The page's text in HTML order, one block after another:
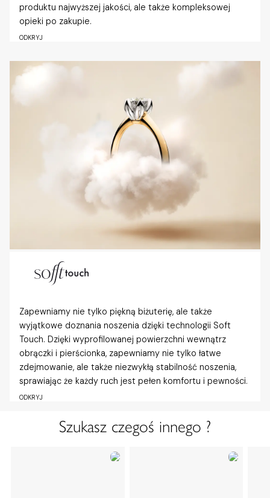
produktu najwyższej jakości, ale także kompleksowej
opieki po zakupie.
ODKRYJ
Zapewniamy nie tylko piękną biżuterię, ale także
wyjątkowe doznania noszenia dzięki technologii Soft
Touch. Dzięki wyprofilowanej powierzchni wewnątrz
obrączki i pierścionka, zapewniamy nie tylko łatwe
zdejmowanie, ale także niezwykłą stabilność noszenia,
sprawiając że każdy ruch jest pełen komfortu i pewności.
ODKRYJ
Szukasz czegoś innego ?